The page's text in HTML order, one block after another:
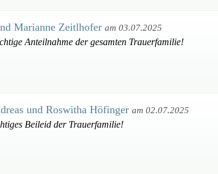
Marianne Zeitlhofer am 03.07.2025
Anteilnahme der gesamten Trauerfamilie!
und Roswitha Höfinger am 02.07.2025
Beileid der Trauerfamilie!